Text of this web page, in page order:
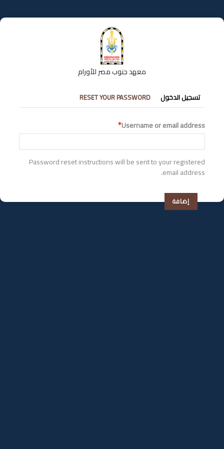
إلى
المحتوى
معهد جنوب مصر للأورام
التبويبات
الأساسية
تسجيل الدخول RESET YOUR PASSWORD
Username or email address
Password reset instructions will be sent to your registered
email address.